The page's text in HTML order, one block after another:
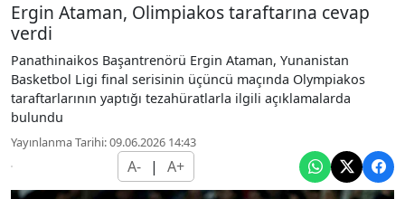
Ergin Ataman, Olimpiakos taraftarına cevap
verdi
Panathinaikos Başantrenörü Ergin Ataman, Yunanistan
Basketbol Ligi final serisinin üçüncü maçında Olympiakos
taraftarlarının yaptığı tezahüratlarla ilgili açıklamalarda
bulundu
Yayınlanma Tarihi: 09.06.2026 14:43
A- | A+